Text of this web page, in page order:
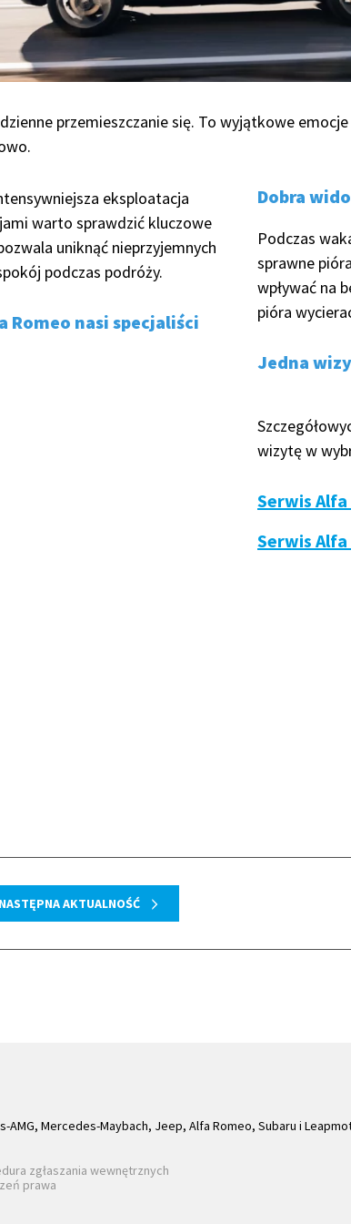
przemieszczanie się. To wyjątkowe
eksploatacja
warto sprawdzić kluczowe
uniknąć nieprzyjemnych
podczas podróży.
Romeo nasi specjaliści
Dobra
Podczas
sprawne
wpływać na
pióra
Jedna
wizytę w
Serwis
Serwis
NASTĘPNA AKTUALNOŚĆ
Mercedes-Maybach, Jeep, Alfa Romeo, Subaru i
zgłaszania wewnętrznych
prawa